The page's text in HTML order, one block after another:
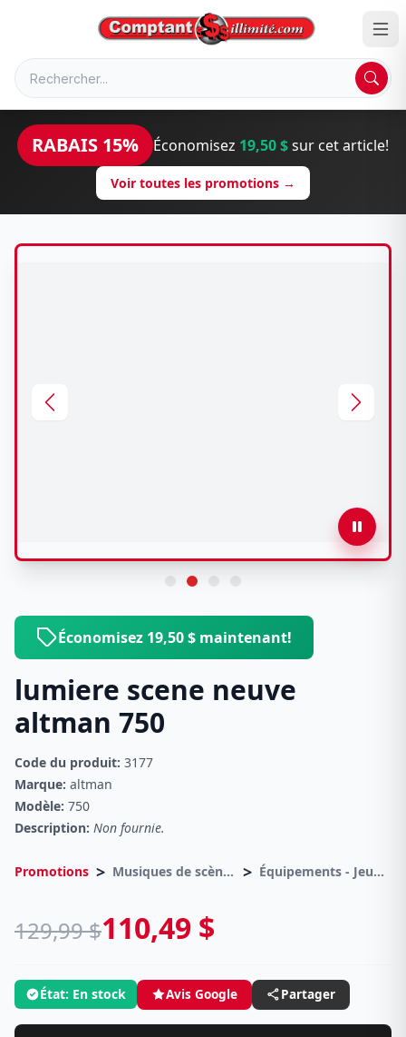
RABAIS 15% Économisez 19,50 $sur cet article!
Voir toutes les promotions →
Économisez 19,50 $ maintenant!
lumiere scene neuve
altman 750
Code du produit: 3177
Marque: altman
Modèle: 750
Description: Non fournie.
Promotions > Musiques de scènes > Équipements - Jeux de lumières
129,99 $110,49 $
État: En stock Avis Google Partager